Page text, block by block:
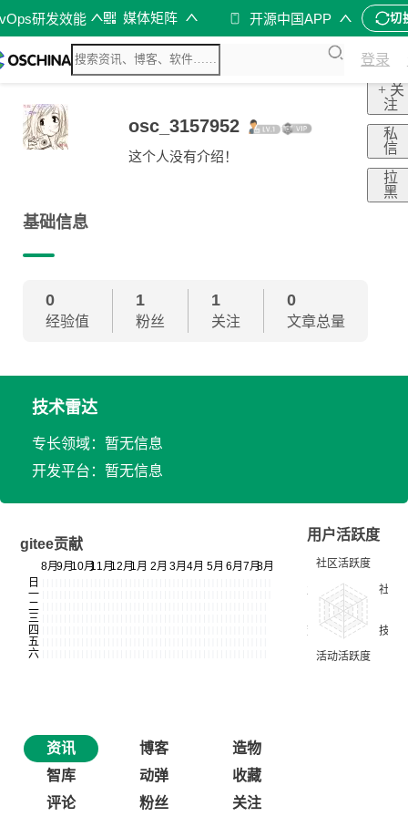
研发效能 媒体矩阵 开源中国APP 切
登录
osc_3157952
这个人没有介绍！
+ 关
注
私
信
拉
黑
基础信息
0
经验值
1
粉丝
1
关注
0
文章总量
技术雷达
专长领域：暂无信息
开发平台：暂无信息
gitee贡献
用户活跃度
资讯 博客
造物
智库
动弹
收藏
评论
粉丝 关注